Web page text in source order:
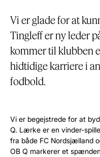
Vi er glade for at
Tingleff er ny leder
kommer til klubben
hidtidige karriere i
fodbold.
‎Vi er begejstrede for at
Q. Lærke er en vinder-
fra både FC Nordsjælland
OB Q markerer et